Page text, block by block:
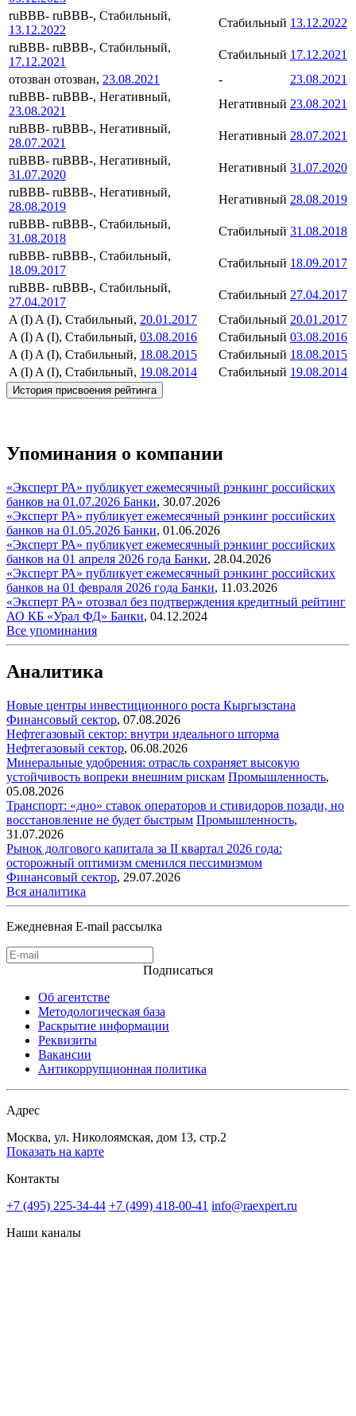
ruBBB- ruBBB-, Стабильный,
13.12.2022
Стабильный 13.12.2022
ruBBB- ruBBB-, Стабильный,
17.12.2021
Стабильный 17.12.2021
отозван отозван, 23.08.2021 -
23.08.2021
ruBBB- ruBBB-, Негативный,
23.08.2021
Негативный 23.08.2021
ruBBB- ruBBB-, Негативный,
28.07.2021
Негативный 28.07.2021
ruBBB- ruBBB-, Негативный,
31.07.2020
Негативный 31.07.2020
ruBBB- ruBBB-, Негативный,
28.08.2019
Негативный 28.08.2019
ruBBB- ruBBB-, Стабильный,
31.08.2018
Стабильный 31.08.2018
ruBBB- ruBBB-, Стабильный,
18.09.2017
Стабильный 18.09.2017
ruBBB- ruBBB-, Стабильный,
27.04.2017
Стабильный 27.04.2017
A (I) A (I), Стабильный, 20.01.2017 Стабильный 20.01.2017
A (I) A (I), Стабильный, 03.08.2016 Стабильный 03.08.2016
A (I) A (I), Стабильный, 18.08.2015 Стабильный 18.08.2015
A (I) A (I), Стабильный, 19.08.2014 Стабильный 19.08.2014
История присвоения рейтинга
Упоминания о компании
«Эксперт РА» публикует ежемесячный рэнкинг российских
банков на 01.07.2026 Банки, 30.07.2026
«Эксперт РА» публикует ежемесячный рэнкинг российских
банков на 01.05.2026 Банки, 01.06.2026
«Эксперт РА» публикует ежемесячный рэнкинг российских
банков на 01 апреля 2026 года Банки, 28.04.2026
«Эксперт РА» публикует ежемесячный рэнкинг российских
банков на 01 февраля 2026 года Банки, 11.03.2026
«Эксперт РА» отозвал без подтверждения кредитный рейтинг
АО КБ «Урал ФД» Банки, 04.12.2024
Все упоминания
Аналитика
Новые центры инвестиционного роста Кыргызстана
Финансовый сектор, 07.08.2026
Нефтегазовый сектор: внутри идеального шторма
Нефтегазовый сектор, 06.08.2026
Минеральные удобрения: отрасль сохраняет высокую
устойчивость вопреки внешним рискам Промышленность,
05.08.2026
Транспорт: «дно» ставок операторов и стивидоров позади, но
восстановление не будет быстрым Промышленность,
31.07.2026
Рынок долгового капитала за II квартал 2026 года:
осторожный оптимизм сменился пессимизмом
Финансовый сектор, 29.07.2026
Вся аналитика
Ежедневная E-mail рассылка
Подписаться
Об агентстве
Методологическая база
Раскрытие информации
Реквизиты
Вакансии
Антикоррупционная политика
Адрес
Москва, ул. Николоямская, дом 13, стр.2
Показать на карте
Контакты
+7 (495) 225-34-44 +7 (499) 418-00-41 info@raexpert.ru
Наши каналы